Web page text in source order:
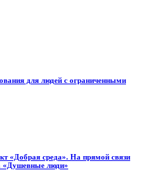
для людей с ограниченными
«Добрая среда». На прямой связи
«Душевные люди»